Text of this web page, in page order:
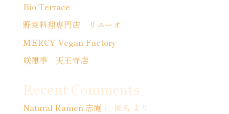
Bio Terrace
野菜料理専門店 リニーオ
MERCY Vegan Factory
咲璽季 天王寺店
Recent Comments
Natural Ramen 志庵 に 匿名 より